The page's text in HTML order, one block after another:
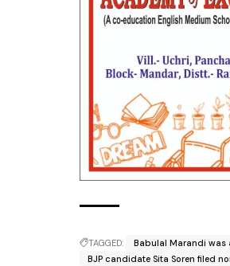
TAGGED:
Babulal Marandi was
BJP candidate Sita Soren filed